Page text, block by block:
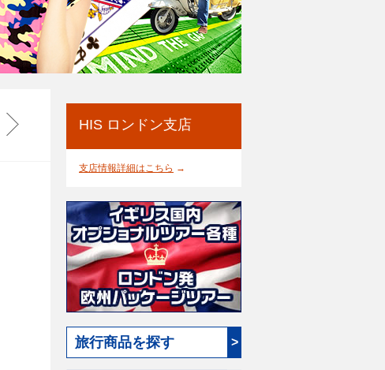
HIS ロンドン支店
支店情報詳細はこちら →
旅行商品を探す >